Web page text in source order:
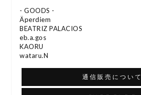
- GOODS -
Äperdiem
BEATRIZ PALACIOS
eb.a.gos
KAORU
wataru.N
通信販売について